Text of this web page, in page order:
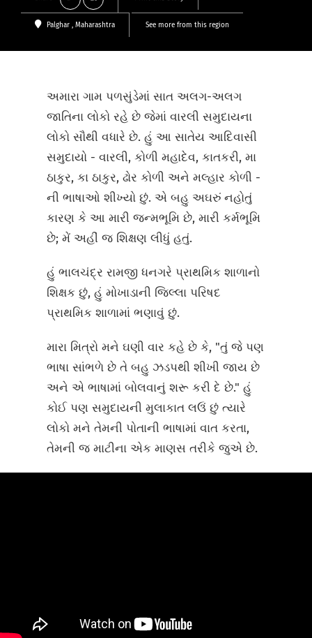
Palghar , Maharashtra See more from this region
અમારા ગામ પળસુંડેમાં સાત અલગ-અલગ
જાતિના લોકો રહે છે જેમાં વારલી સમુદાયના
લોકો સૌથી વધારે છે. હું આ સાતેય આદિવાસી
સમુદાયો - વારલી, કોળી મહાદેવ, કાતકરી, મા
ઠાકુર, કા ઠાકુર, ઢોર કોળી અને મલ્હાર કોળી -
ની ભાષાઓ શીખ્યો છું. એ બહુ અઘરું નહોતું
કારણ કે આ મારી જન્મભૂમિ છે, મારી કર્મભૂમિ
છે; મેં અહીં જ શિક્ષણ લીધું હતું.
હું ભાલચંદ્ર રામજી ધનગરે પ્રાથમિક શાળાનો
શિક્ષક છું, હું મોખાડાની જિલ્લા પરિષદ
પ્રાથમિક શાળામાં ભણાવું છું.
મારા મિત્રો મને ઘણી વાર કહે છે કે, "તું જે પણ
ભાષા સાંભળે છે તે બહુ ઝડપથી શીખી જાય છે
અને એ ભાષામાં બોલવાનું શરૂ કરી દે છે." હું
કોઈ પણ સમુદાયની મુલાકાત લઉં છું ત્યારે
લોકો મને તેમની પોતાની ભાષામાં વાત કરતા,
તેમની જ માટીના એક માણસ તરીકે જુએ છે.